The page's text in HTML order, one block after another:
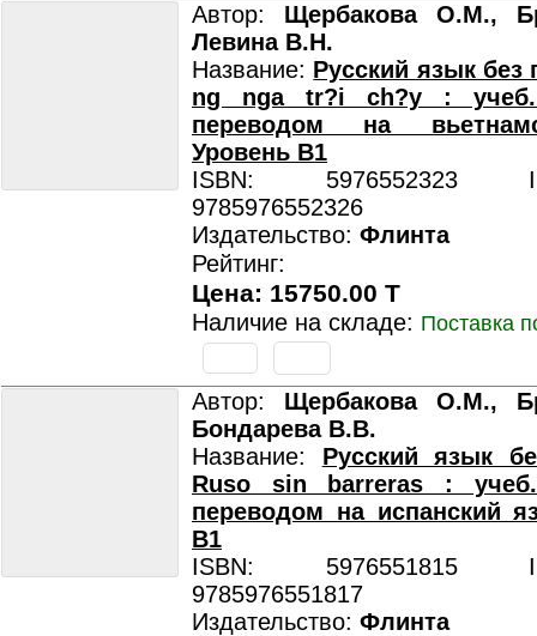
Автор: Щербакова О.М.,
Левина В.Н.
Название: Русский язык без
ng nga tr?i ch?y :
переводом на
Уровень B1
ISBN: 5976552323
9785976552326
Издательство: Флинта
Рейтинг:
Цена: 15750.00 T
Наличие на складе: Поставка
Автор: Щербакова О.М.,
Бондарева В.В.
Название: Русский язык
Ruso sin barreras :
переводом на испанский
B1
ISBN: 5976551815
9785976551817
Издательство: Флинта